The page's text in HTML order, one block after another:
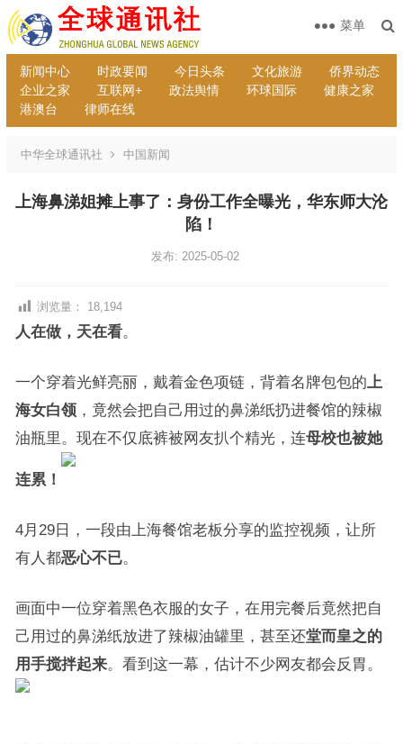
新闻中心 时政要闻 今日头条 文化旅游
侨界动态
企业之家
互联网+ 政法舆情 环球国际
健康之家
港澳台
律师在线
菜单
中华全球通讯社 中国新闻
上海鼻涕姐摊上事了：身份工作全曝光，华东师大沦
陷！
发布: 2025-05-02
浏览量： 18,194
人在做，天在看。
一个穿着光鲜亮丽，戴着金色项链，背着名牌包包的 上
海女白领，竟然会把自己用过的鼻涕纸扔进餐馆的辣椒
油瓶里。现在不仅底裤被网友扒个精光，连母校也被她
连累！
4月29日，一段由上海餐馆老板分享的监控视频，让所
有人都恶心不已。
画面中一位穿着黑色衣服的女子，在用完餐后竟然把自
己用过的鼻涕纸放进了辣椒油罐里，甚至还堂而皇之的
用手搅拌起来。看到这一幕，估计不少网友都会反胃。